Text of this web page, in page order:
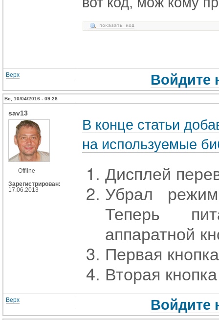
показать код
Верх Войдите
Вс, 10/04/2016 - 09:28
sav13
Offline
Зарегистрирован:
17.06.2013
В конце статьи
на используемые
Дисплей
Убрал
Теперь
аппаратной
Первая
Вторая
Верх Войдите